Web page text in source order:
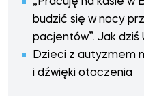
budzić się w nocy
pacjentów”. Jak dziś
Dzieci z autyzmem
i dźwięki otoczenia